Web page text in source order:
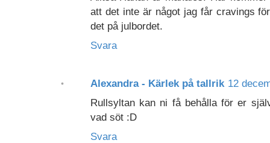
att det inte är något jag får cravings
det på julbordet.
Svara
Alexandra - Kärlek på tallrik 12
Rullsyltan kan ni få behålla för er
vad söt :D
Svara